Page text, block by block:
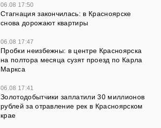
06.08 17:50
Стагнация закончилась: в Красноярске
снова дорожают квартиры
06.08 17:47
Пробки неизбежны: в центре Красноярска
на полтора месяца сузят проезд по Карла
Маркса
06.08 17:41
Золотодобытчики заплатили 30 миллионов
рублей за отравление рек в Красноярском
крае